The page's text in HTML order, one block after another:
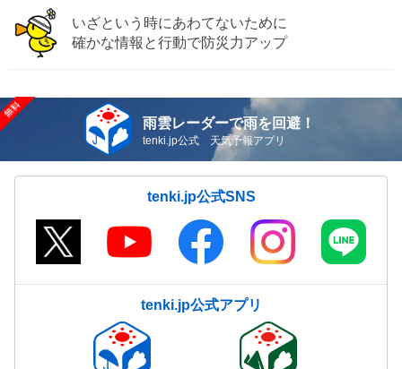
いざという時にあわてないために
確かな情報と行動で防災力アップ
雨雲レーダーで雨を回避！
tenki.jp公式 天気予報アプリ
tenki.jp公式SNS
tenki.jp公式アプリ